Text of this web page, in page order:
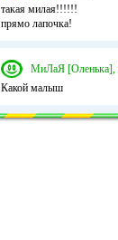
такая милая!!!!!!
прямо лапочка!
МиЛаЯ [Оленька],
Какой малыш